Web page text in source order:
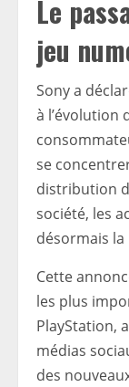
Le
jeu
Sony a
à l’évolution
se
distribution
société, les
désormais
Cette
les plus
PlayStation,
médias
des